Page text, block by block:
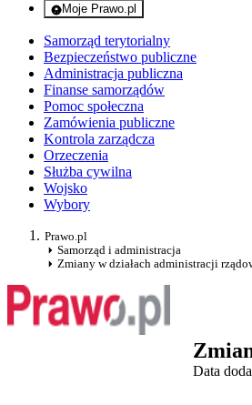
Moje Prawo.pl
- rejestracja i logowanie do
Samorząd terytorialny
Bezpieczeństwo publiczne
Administracja publiczna
Finanse samorządów
Pomoc społeczna
Zamówienia publiczne
Kontrola zarządcza
Orzeczenia
Służba cywilna
Wojsko
Wybory
Prawo.pl
Samorząd i administracja
Zmiany w działach administracji
Data